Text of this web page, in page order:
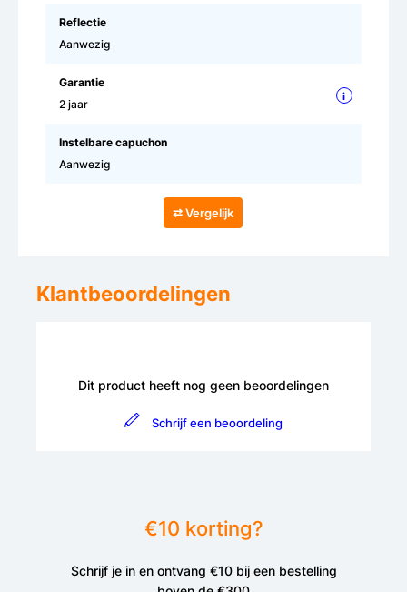
Reflectie
Aanwezig
Garantie
2 jaar
i
Instelbare capuchon
Aanwezig
⇄ Vergelijk
Klantbeoordelingen
Dit product heeft nog geen beoordelingen
Schrijf een beoordeling
€10 korting?
Schrijf je in en ontvang €10 bij een bestelling